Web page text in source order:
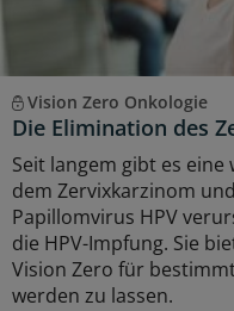
Vision Zero Onkologie
Die Elimination des
Seit langem gibt es
dem Zervixkarzinom
Papillomvirus HPV
die HPV-Impfung. Sie
Vision Zero für
werden zu lassen.